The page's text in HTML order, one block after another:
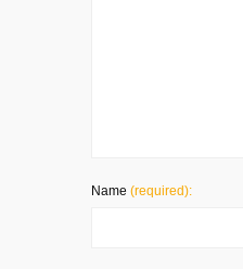
Name (required):